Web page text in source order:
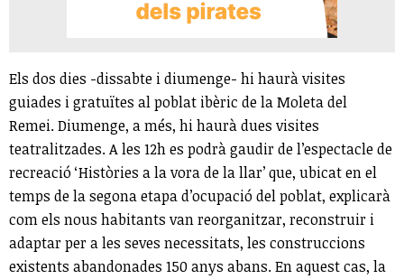
Els dos dies -dissabte i diumenge- hi haurà visites
guiades i gratuïtes al poblat ibèric de la Moleta del
Remei. Diumenge, a més, hi haurà dues visites
teatralitzades. A les 12h es podrà gaudir de l’espectacle de
recreació ‘Històries a la vora de la llar’ que, ubicat en el
temps de la segona etapa d’ocupació del poblat, explicarà
com els nous habitants van reorganitzar, reconstruir i
adaptar per a les seves necessitats, les construccions
existents abandonades 150 anys abans. En aquest cas, la